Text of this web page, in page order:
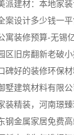
派建材：本地家
案设计多少钱一
墅建筑材料有限
钢金属家居免费